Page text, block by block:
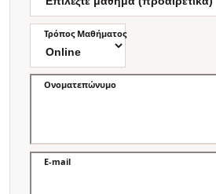
Τρόπος Μαθήματος
Ονοματεπώνυμο
E-mail